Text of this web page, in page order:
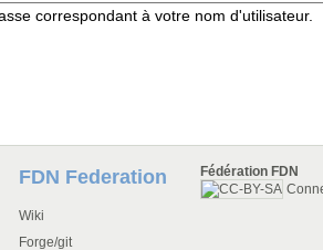
correspondant à votre nom d'utilisateur.
FDN Federation
Wiki
Forge/git
Fédération FDN